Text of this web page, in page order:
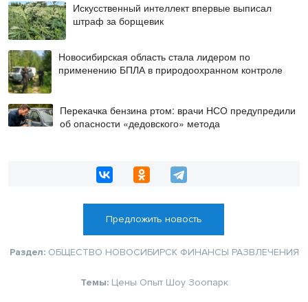
Искусственный интеллект впервые выписал
штраф за борщевик
Новосибирская область стала лидером по
применению БПЛА в природоохранном контроле
Перекачка бензина ртом: врачи НСО предупредили
об опасности «дедовского» метода
Предложить новость
Раздел: ОБЩЕСТВО НОВОСИБИРСК ФИНАНСЫ РАЗВЛЕЧЕНИЯ
Темы: Цены Опыт Шоу Зоопарк